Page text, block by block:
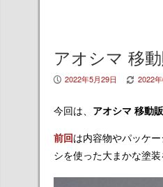
アオシマ 移
P 2022年5月29日 V 2022
今回は、 アオシマ 移動
前回は内容物やパッケ
シを使った大まかな塗